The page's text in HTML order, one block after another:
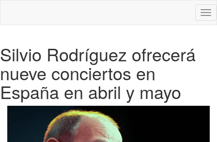
Silvio Rodríguez ofrecerá
nueve conciertos en
España en abril y mayo